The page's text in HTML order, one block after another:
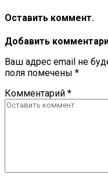
Оставить коммент.
Добавить
Ваш адрес email не
поля помечены *
Комментарий *